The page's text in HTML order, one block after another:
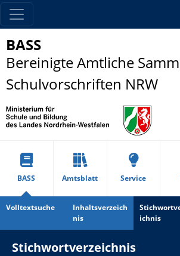
BASS
Bereinigte Amtliche
Schulvorschriften NRW
BASS Amtsblatt Service
Volltextsuche
Inhaltsverzeich
nis
ichnis
Stichwortverzeichnis